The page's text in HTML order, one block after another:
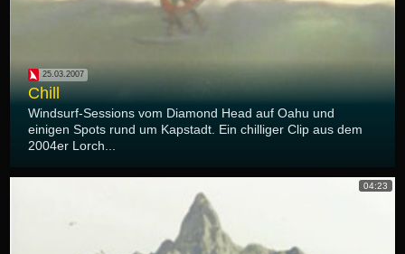
25.03.2007
Chill
Windsurf-Sessions vom Diamond Head auf Oahu und
einigen Spots rund um Kapstadt. Ein chilliger Clip aus dem
2004er Lorch...
04:23